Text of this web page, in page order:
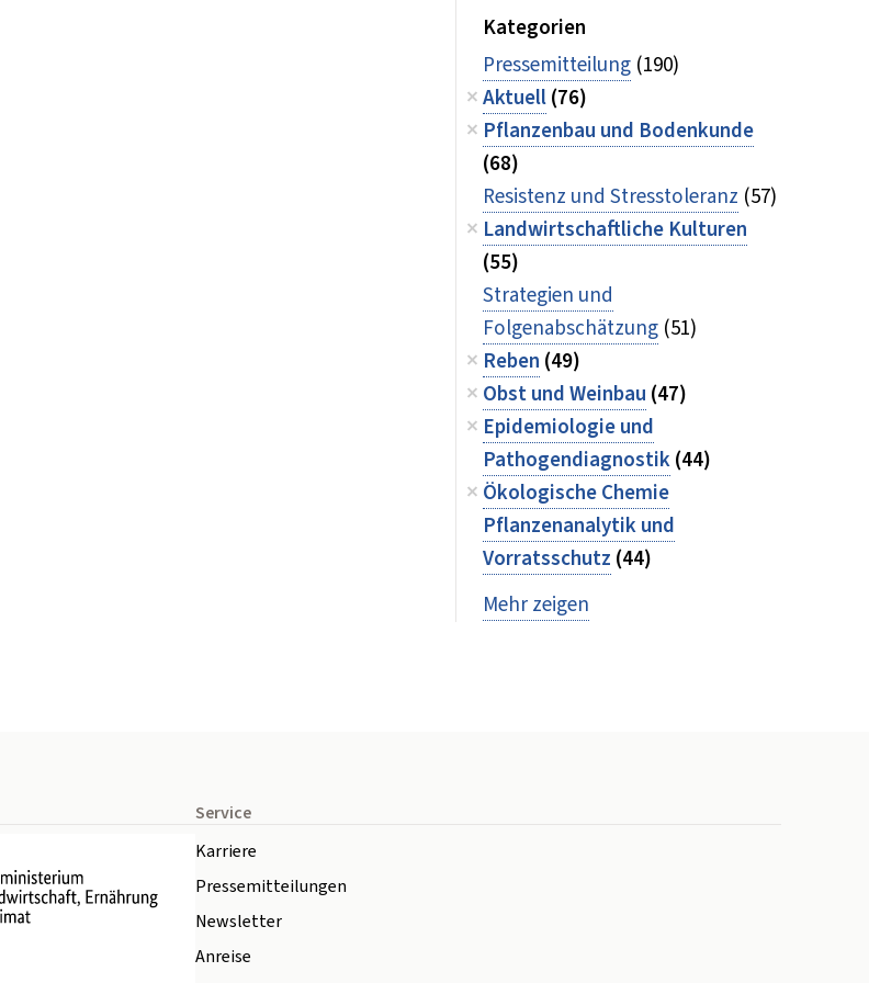
Kategorien
Pressemitteilung (190)
Aktuell(76)
Pflanzenbau und Bodenkunde
(68)
Resistenz und Stresstoleranz (57)
Landwirtschaftliche Kulturen
(55)
Strategien und
Folgenabschätzung (51)
Reben (49)
Obst und Weinbau (47)
Epidemiologie und
Pathogendiagnostik(44)
Ökologische Chemie
Pflanzenanalytik und
Vorratsschutz (44)
Mehr zeigen
Service
Karriere
Pressemitteilungen
Newsletter
Anreise